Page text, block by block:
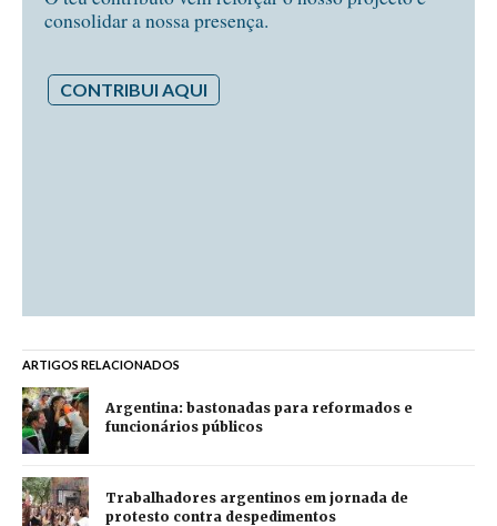
consolidar a nossa presença.
CONTRIBUI AQUI
ARTIGOS RELACIONADOS
Argentina: bastonadas para reformados e
funcionários públicos
Trabalhadores argentinos em jornada de
protesto contra despedimentos